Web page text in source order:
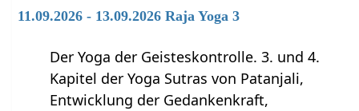
11.09.2026 - 13.09.2026 Raja Yoga 3
Der Yoga der Geisteskontrolle. 3. und 4.
Kapitel der Yoga Sutras von Patanjali,
Entwicklung der Gedankenkraft,